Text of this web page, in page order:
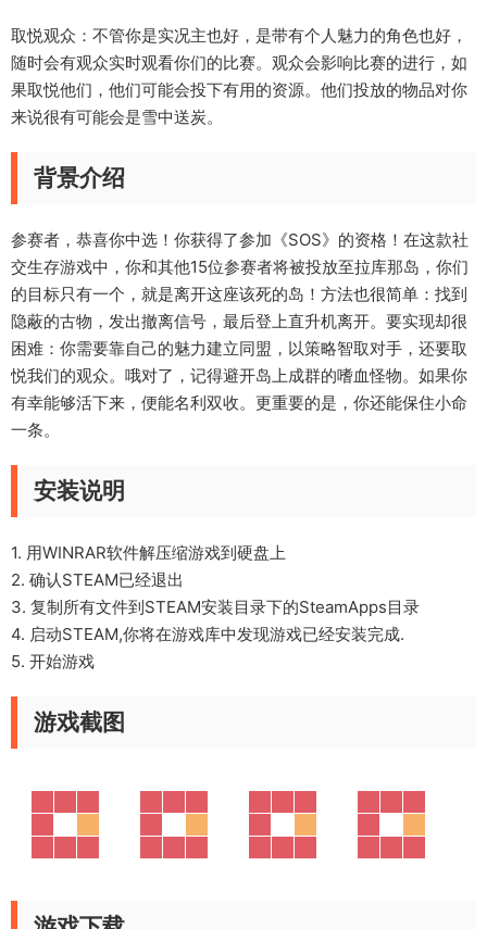
取悦观众：不管你是实况主也好，是带有个人魅力的角色也好，
随时会有观众实时观看你们的比赛。观众会影响比赛的进行，如
果取悦他们，他们可能会投下有用的资源。他们投放的物品对你
来说很有可能会是雪中送炭。
背景介绍
参赛者，恭喜你中选！你获得了参加《SOS》的资格！在这款社
交生存游戏中，你和其他15位参赛者将被投放至拉库那岛，你们
的目标只有一个，就是离开这座该死的岛！方法也很简单：找到
隐蔽的古物，发出撤离信号，最后登上直升机离开。要实现却很
困难：你需要靠自己的魅力建立同盟，以策略智取对手，还要取
悦我们的观众。哦对了，记得避开岛上成群的嗜血怪物。如果你
有幸能够活下来，便能名利双收。更重要的是，你还能保住小命
一条。
安装说明
1. 用WINRAR软件解压缩游戏到硬盘上
2. 确认STEAM已经退出
3. 复制所有文件到STEAM安装目录下的SteamApps目录
4. 启动STEAM,你将在游戏库中发现游戏已经安装完成.
5. 开始游戏
游戏截图